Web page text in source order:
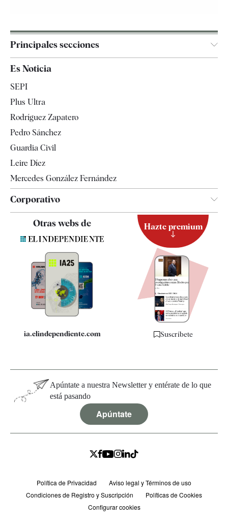
Principales secciones
España
Televisión
Es Noticia
SEPI
Plus Ultra
Rodríguez Zapatero
Pedro Sánchez
Guardia Civil
Leire Díez
Mercedes González Fernández
Corporativo
Contacto
Quiénes somos
Especificaciones
Otras webs de
ia.elindependiente.com
Hazte premium
Suscríbete
Apúntate a nuestra Newsletter y entérate de lo que
está pasando
Apúntate
Política de Privacidad
Aviso legal y Términos de uso
Condiciones de Registro y Suscripción
Políticas de Cookies
Configurar cookies